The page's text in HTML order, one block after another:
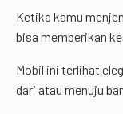
Ketika kamu
bisa memberikan
Mobil ini terlihat
dari atau menuju